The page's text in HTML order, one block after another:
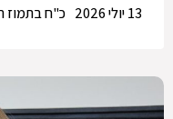
כ"ח בתמוז
13 יולי 2026